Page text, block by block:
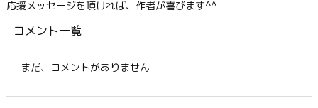
応援メッセージを頂ければ、作者が喜びます^^
コメント一覧
まだ、コメントがありません